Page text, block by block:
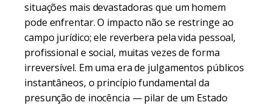
situações mais devastadoras que um homem
pode enfrentar. O impacto não se restringe ao
campo jurídico; ele reverbera pela vida pessoal,
profissional e social, muitas vezes de forma
irreversível. Em uma era de julgamentos públicos
instantâneos, o princípio fundamental da
presunção de inocência — pilar de um Estado